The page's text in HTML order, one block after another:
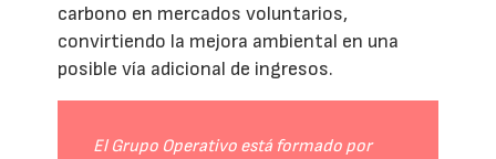
carbono en mercados voluntarios,
convirtiendo la mejora ambiental en una
posible vía adicional de ingresos.
El Grupo Operativo está formado por